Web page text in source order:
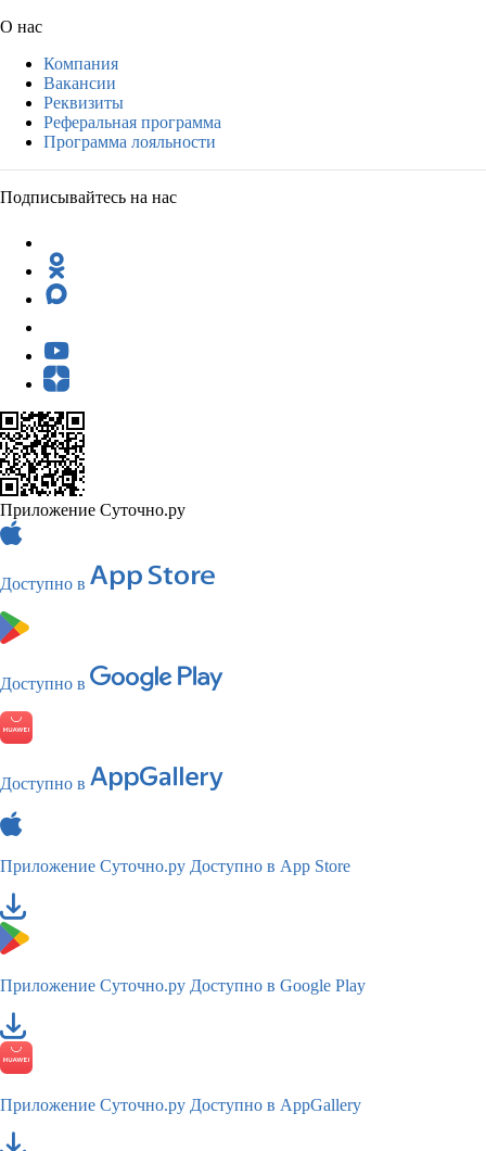
О нас
Компания
Вакансии
Реквизиты
Реферальная программа
Программа лояльности
Подписывайтесь на нас
Приложение Суточно.ру
Доступно в
Доступно в
Доступно в
Приложение Суточно.ру Доступно в App Store
Приложение Суточно.ру Доступно в Google Play
Приложение Суточно.ру Доступно в AppGallery